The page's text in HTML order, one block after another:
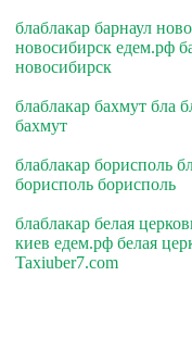
блаблакар барнаул
новосибирск едем.рф
новосибирск
блаблакар бахмут бла
бахмут
блаблакар борисполь
борисполь борисполь
блаблакар белая
киев едем.рф белая
Taxiuber7.com